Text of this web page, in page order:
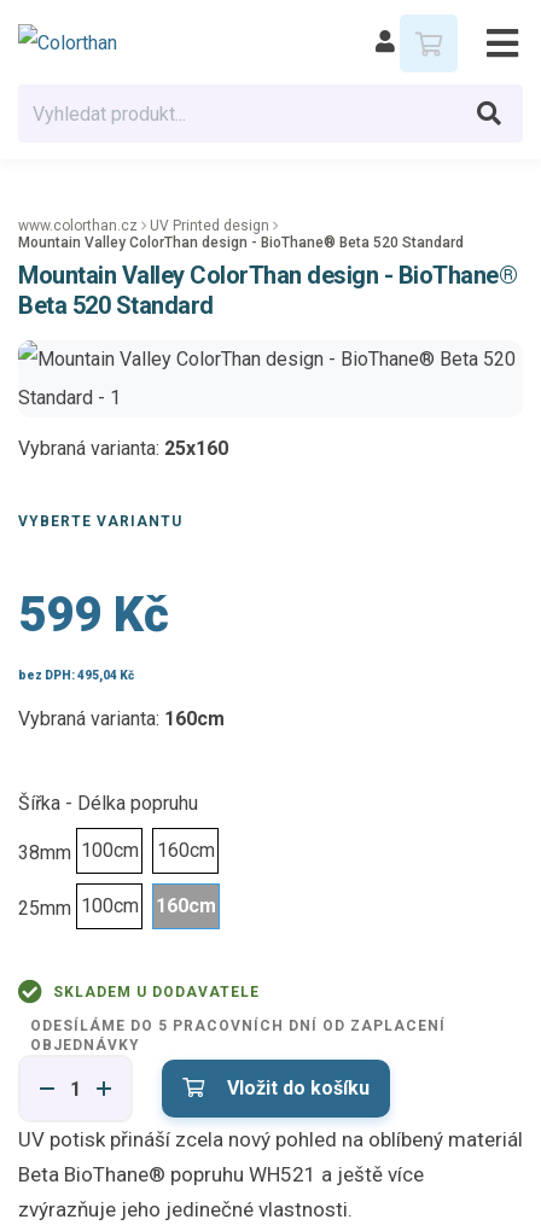
www.colorthan.cz
UV Printed design
Mountain Valley ColorThan design - BioThane® Beta 520 Standard
Mountain Valley ColorThan design - BioThane®
Beta 520 Standard
Vybraná varianta: 25x160
VYBERTE VARIANTU
UV potisk přináší zcela nový pohled na oblíbený materiál
Beta BioThane® popruhu WH521 a ještě více
zvýrazňuje jeho jedinečné vlastnosti.
599 Kč
bez DPH:495,04 Kč
Vybraná varianta: 160cm
Šířka - Délka popruhu
38mm 100cm 160cm
25mm 100cm 160cm
Vložit do košíku
SKLADEM U DODAVATELE
ODESÍLÁME DO 5 PRACOVNÍCH DNÍ OD ZAPLACENÍ
OBJEDNÁVKY